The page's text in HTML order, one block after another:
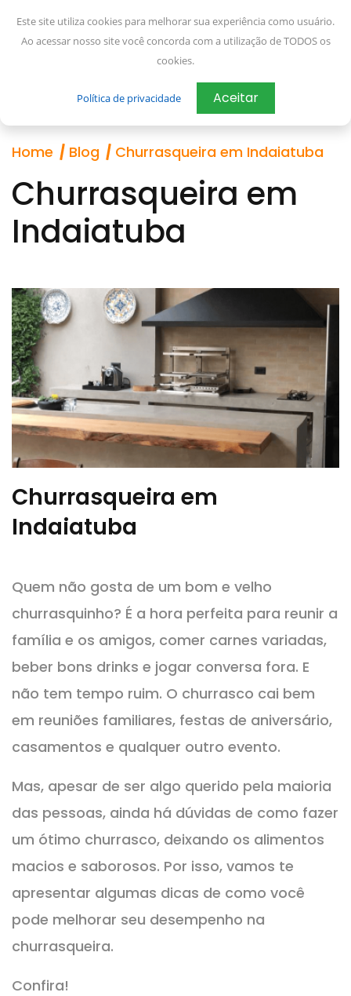
Home Blog Churrasqueira em Indaiatuba
Churrasqueira em
Indaiatuba
Churrasqueira em
Indaiatuba
Quem não gosta de um bom e velho
churrasquinho? É a hora perfeita para reunir a
família e os amigos, comer carnes variadas,
beber bons drinks e jogar conversa fora. E
não tem tempo ruim. O churrasco cai bem
em reuniões familiares, festas de aniversário,
casamentos e qualquer outro evento.
Mas, apesar de ser algo querido pela maioria
das pessoas, ainda há dúvidas de como fazer
um ótimo churrasco, deixando os alimentos
macios e saborosos. Por isso, vamos te
apresentar algumas dicas de como você
pode melhorar seu desempenho na
churrasqueira.
Confira!
Este site utiliza cookies para melhorar sua experiência como usuário.
Ao acessar nosso site você concorda com a utilização de TODOS os
cookies.
Política de privacidade Aceitar